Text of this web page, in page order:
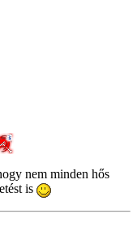
nem minden hős
is